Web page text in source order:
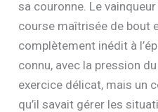
sa couronne. Le
course maîtrisée de bout
complètement inédit à
connu, avec la pression
exercice délicat, mais un
qu’il savait gérer les